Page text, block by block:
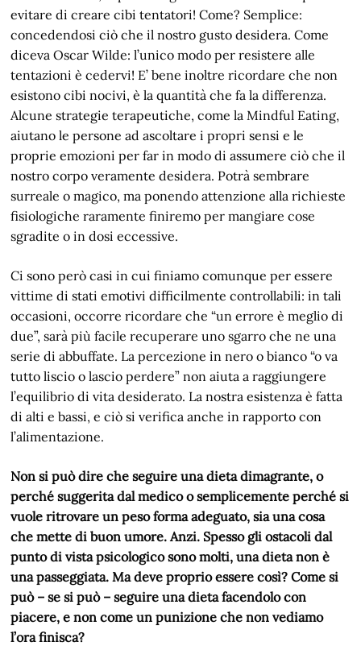
evitare di creare cibi tentatori! Come? Semplice:
concedendosi ciò che il nostro gusto desidera. Come
diceva Oscar Wilde: l’unico modo per resistere alle
tentazioni è cedervi! E’ bene inoltre ricordare che non
esistono cibi nocivi, è la quantità che fa la differenza.
Alcune strategie terapeutiche, come la Mindful Eating,
aiutano le persone ad ascoltare i propri sensi e le
proprie emozioni per far in modo di assumere ciò che il
nostro corpo veramente desidera. Potrà sembrare
surreale o magico, ma ponendo attenzione alla richieste
fisiologiche raramente finiremo per mangiare cose
sgradite o in dosi eccessive.
Ci sono però casi in cui finiamo comunque per essere
vittime di stati emotivi difficilmente controllabili: in tali
occasioni, occorre ricordare che “un errore è meglio di
due”, sarà più facile recuperare uno sgarro che ne una
serie di abbuffate. La percezione in nero o bianco “o va
tutto liscio o lascio perdere” non aiuta a raggiungere
l’equilibrio di vita desiderato. La nostra esistenza è fatta
di alti e bassi, e ciò si verifica anche in rapporto con
l’alimentazione.
Non si può dire che seguire una dieta dimagrante, o
perché suggerita dal medico o semplicemente perché si
vuole ritrovare un peso forma adeguato, sia una cosa
che mette di buon umore. Anzi. Spesso gli ostacoli dal
punto di vista psicologico sono molti, una dieta non è
una passeggiata. Ma deve proprio essere così? Come si
può – se si può – seguire una dieta facendolo con
piacere, e non come un punizione che non vediamo
l’ora finisca?